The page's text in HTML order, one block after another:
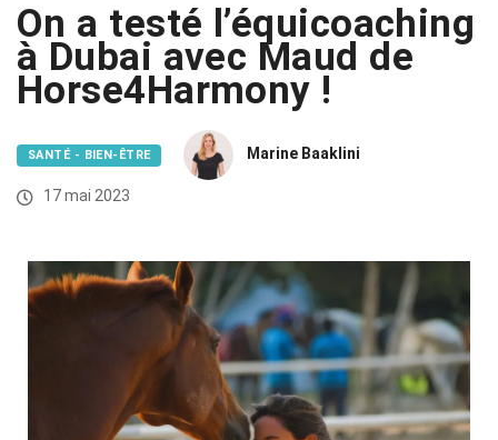
On a testé l’équicoaching
à Dubai avec Maud de
Horse4Harmony !
SANTÉ - BIEN-ÊTRE Marine Baaklini
17 mai 2023